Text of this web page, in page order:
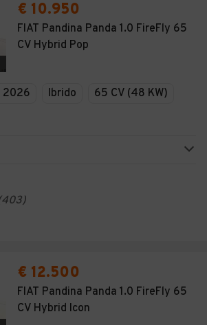
€ 10.950
FIAT Pandina Panda 1.0 FireFly 65
CV Hybrid Pop
2026 Ibrido
65 CV (48 KW)
403)
€ 12.500
FIAT Pandina Panda 1.0 FireFly 65
CV Hybrid Icon